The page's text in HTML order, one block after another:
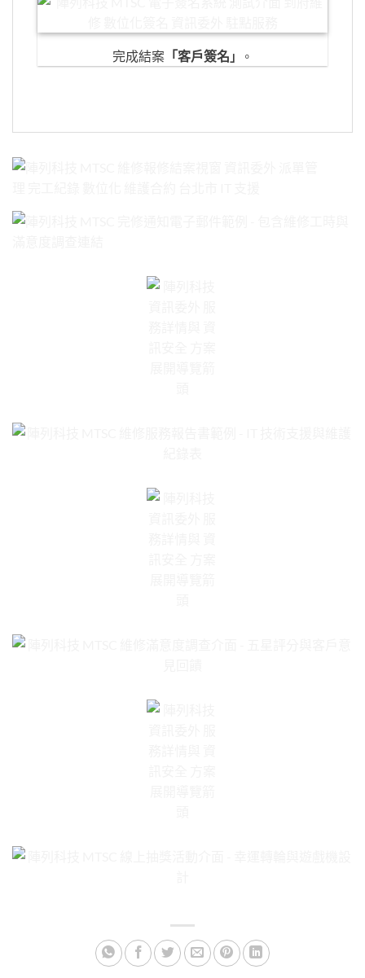
完成結案 「客戶簽名 」 。